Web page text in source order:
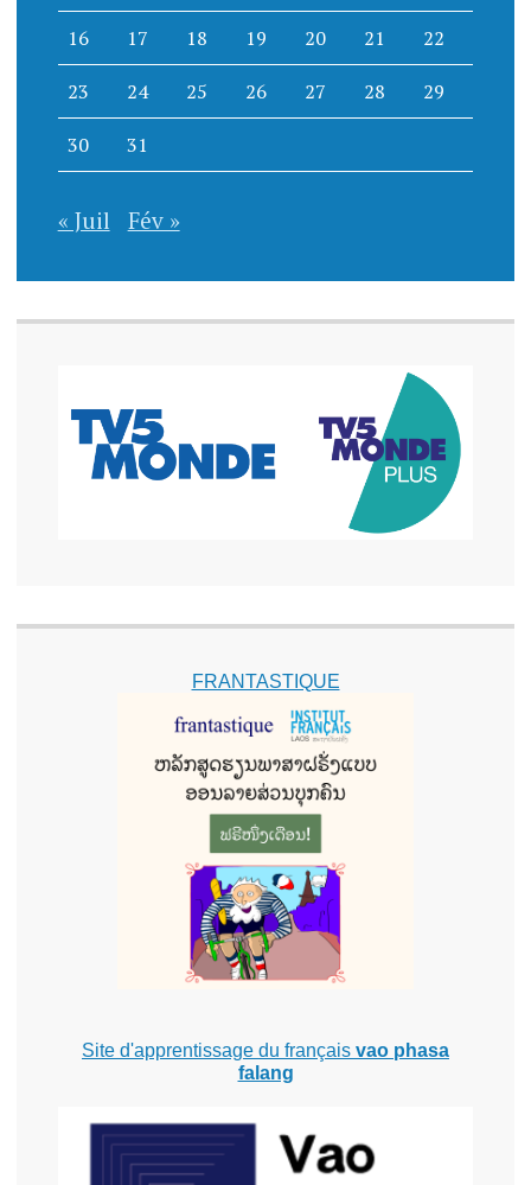
16 17 18 19 20 21 22
23 24 25 26 27 28 29
30 31
« Juil Fév »
FRANTASTIQUE
Site d'apprentissage du français vao phasa
falang